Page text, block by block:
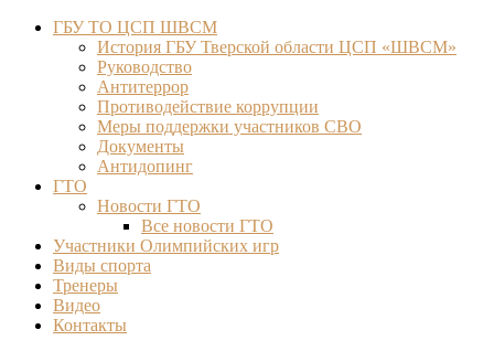
ГБУ ТО ЦСП ШВСМ
История ГБУ Тверской области ЦСП «ШВСМ»
Руководство
Антитеррор
Противодействие коррупции
Меры поддержки участников СВО
Документы
Антидопинг
ГТО
Новости ГТО
Все новости ГТО
Участники Олимпийских игр
Виды спорта
Тренеры
Видео
Контакты